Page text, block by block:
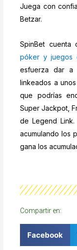
Juega con
Betzar.
SpinBet cuenta
póker y juegos
esfuerza dar a
linkeados a
que podrías
Super Jackpot,
de Legend
acumulando los
gana los
Compartir en:
Facebook